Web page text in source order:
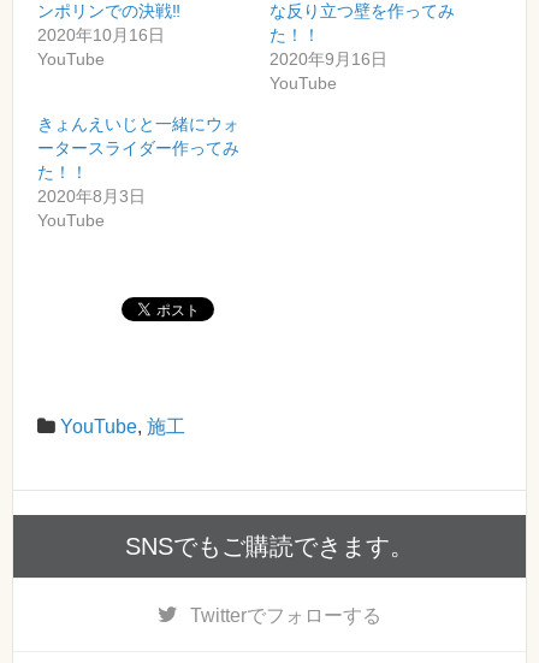
ンポリンでの決戦‼️
2020年10月16日
YouTube
な反り立つ壁を作ってみ
た！！
2020年9月16日
YouTube
きょんえいじと一緒にウォ
ータースライダー作ってみ
た！！
2020年8月3日
YouTube
YouTube, 施工
SNSでもご購読できます。
Twitterでフォローする